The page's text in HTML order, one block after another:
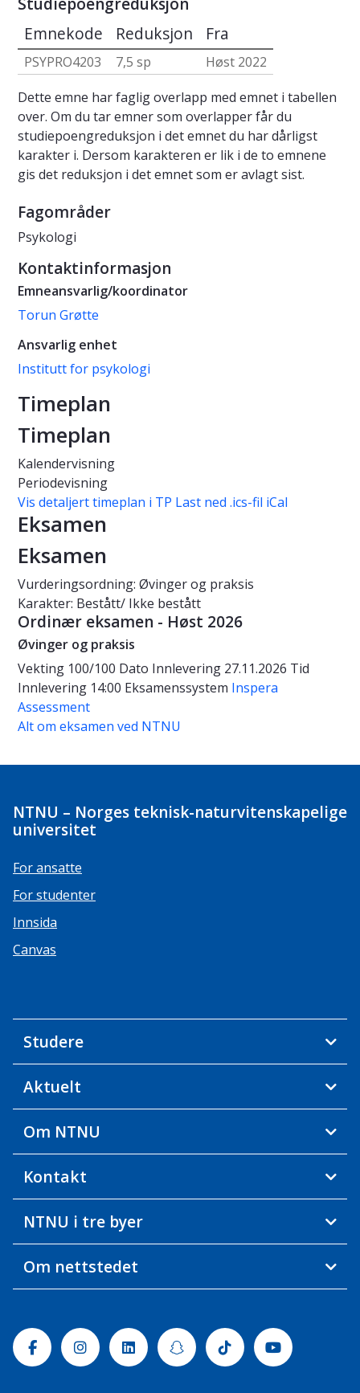
Emnekode Reduksjon Fra
PSYPRO4203 7,5 sp
Høst 2022
Dette emne har faglig overlapp med emnet i tabellen
over. Om du tar emner som overlapper får du
studiepoengreduksjon i det emnet du har dårligst
karakter i. Dersom karakteren er lik i de to emnene
gis det reduksjon i det emnet som er avlagt sist.
Fagområder
Psykologi
Kontaktinformasjon
Emneansvarlig/koordinator
Torun Grøtte
Ansvarlig enhet
Institutt for psykologi
Timeplan
Timeplan
Kalendervisning
Periodevisning
Vis detaljert timeplan i TP Last ned .ics-fil iCal
Eksamen
Eksamen
Vurderingsordning: Øvinger og praksis
Karakter: Bestått/ Ikke bestått
Ordinær eksamen - Høst 2026
Øvinger og praksis
Vekting 100/100 Dato Innlevering 27.11.2026 Tid
Innlevering 14:00 Eksamenssystem Inspera
Assessment
Alt om eksamen ved NTNU
NTNU – Norges teknisk-naturvitenskapelige
universitet
For ansatte
For studenter
Innsida
Canvas
Studere
Aktuelt
Om NTNU
Kontakt
NTNU i tre byer
Om nettstedet
FacebookInstagramLinkedinSnapchatTiktok Youtube